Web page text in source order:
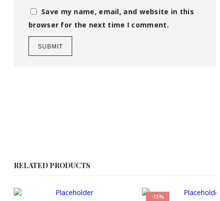
Save my name, email, and website in this
browser for the next time I comment.
RELATED PRODUCTS
-15%